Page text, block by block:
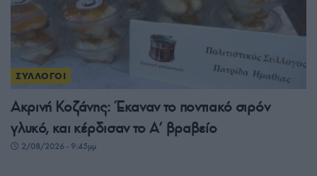
ΣΥΛΛΟΓΟΙ
Ακρινή Κοζάνης: Έκαναν το ποντιακό σιρόν
γλυκό, και κέρδισαν το A’ βραβείο
2/08/2026 - 9:45μμ